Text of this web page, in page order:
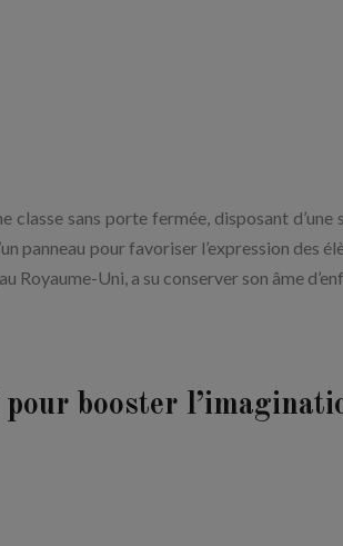
classe sans porte fermée, disposant
panneau pour favoriser l’expression des
Royaume-Uni, a su conserver son âme
booster